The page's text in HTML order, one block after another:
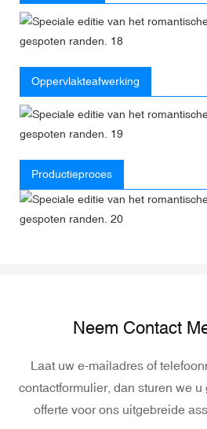
Oppervlakteafwerking
Productieproces
Neem Contact
Laat uw e-mailadres of
contactformulier, dan sturen we
offerte voor ons uitgebreide